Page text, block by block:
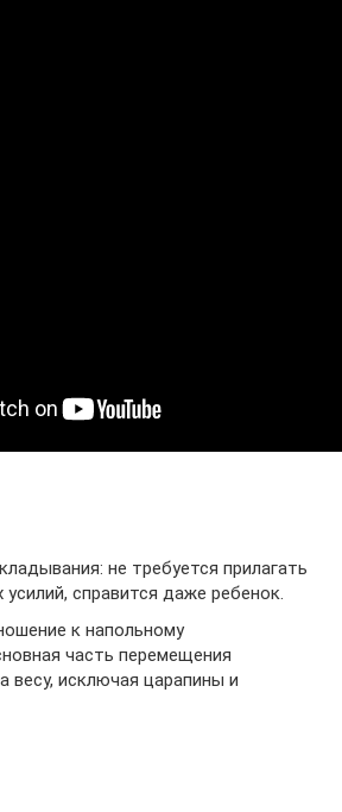
не требуется прилагать
усилий, справится даже ребенок.
к напольному
часть перемещения
весу, исключая царапины и